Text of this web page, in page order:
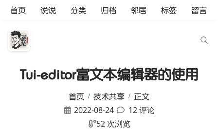
首页 说说 分类 归档 邻居 标签 留言
Tui-editor富文本编辑器的使用
首页 技术共享 正文
2022-08-24
12 评论
52 次浏览